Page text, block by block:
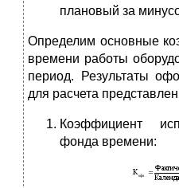
плановый за
Определим основные
времени работы
период. Результаты
для расчета
Коэффициент
фонда времени: